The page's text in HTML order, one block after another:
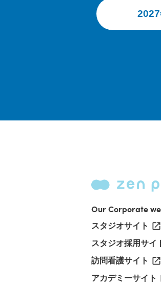
Our Corporate
スタジオサイト
スタジオ採用サイ
訪問看護サイト
アカデミーサイト